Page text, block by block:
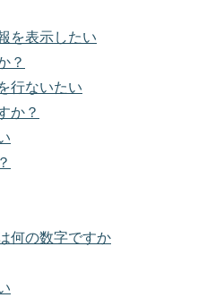
を表示したい
？
行ないたい
か？
何の数字ですか